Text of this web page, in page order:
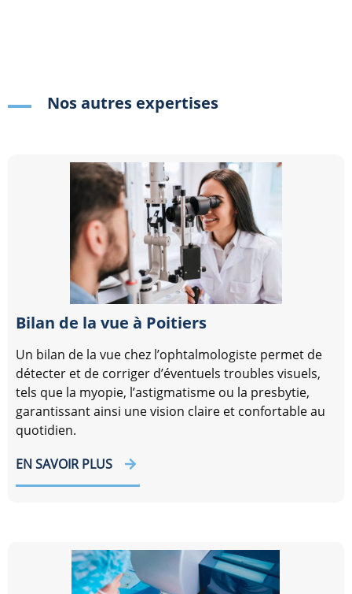
Nos autres expertises
Bilan de la vue à Poitiers
Un bilan de la vue chez l’ophtalmologiste permet de
détecter et de corriger d’éventuels troubles visuels,
tels que la myopie, l’astigmatisme ou la presbytie,
garantissant ainsi une vision claire et confortable au
quotidien.
EN SAVOIR PLUS